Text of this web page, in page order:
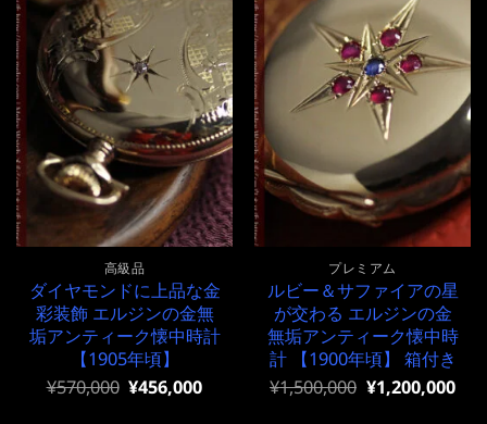
高級品
ダイヤモンドに上品な金
彩装飾 エルジンの金無
垢アンティーク懐中時計
【1905年頃】
元
¥570,000 現
¥456,000
プレミアム
ルビー＆サファイアの星
が交わる エルジンの金
無垢アンティーク懐中時
計 【1900年頃】 箱付き
元
¥1,500,000 現
¥1,200,000